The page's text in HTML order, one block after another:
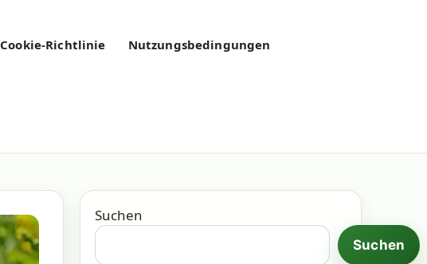
Cookie-Richtlinie Nutzungsbedingungen
Suchen
Suchen